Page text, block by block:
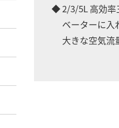
◆ 2/3/5L 高効率
ベーターに入
大きな空気流